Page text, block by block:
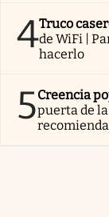
4Truco
de WiFi |
hacerlo
5Creencia
puerta de